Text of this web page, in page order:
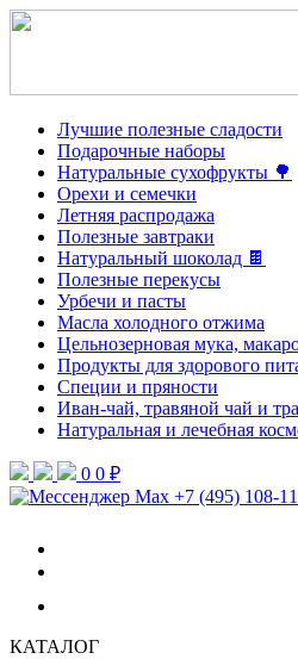
Лучшие полезные сладости
Подарочные наборы
Натуральные сухофрукты 🌳
Орехи и семечки
Летняя распродажа
Полезные завтраки
Натуральный шоколад 🍫
Полезные перекусы
Урбечи и пасты
Масла холодного отжима
Цельнозерновая мука,
Продукты для здорового
Специи и пряности
Иван-чай, травяной чай и
Натуральная и лечебная
0 0 ₽
+7 (495) 108-
КАТАЛОГ